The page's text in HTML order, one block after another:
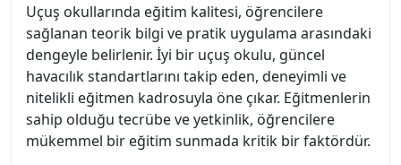
Uçuş okullarında eğitim kalitesi, öğrencilere
sağlanan teorik bilgi ve pratik uygulama arasındaki
dengeyle belirlenir. İyi bir uçuş okulu, güncel
havacılık standartlarını takip eden, deneyimli ve
nitelikli eğitmen kadrosuyla öne çıkar. Eğitmenlerin
sahip olduğu tecrübe ve yetkinlik, öğrencilere
mükemmel bir eğitim sunmada kritik bir faktördür.